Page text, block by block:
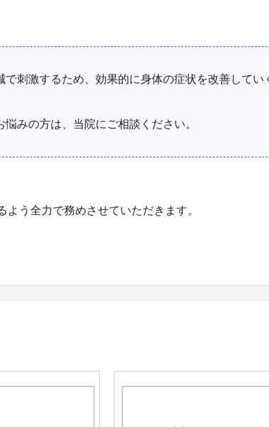
で刺激するため、効果的に身体の症状を改善してい
みの方は、当院にご相談ください。
よう全力で務めさせていただきます。